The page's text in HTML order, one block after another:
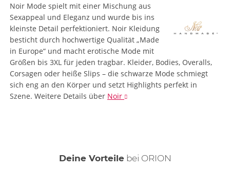
Noir Mode spielt mit einer Mischung aus
Sexappeal und Eleganz und wurde bis ins
kleinste Detail perfektioniert. Noir Kleidung
besticht durch hochwertige Qualität „Made
in Europe“ und macht erotische Mode mit
Größen bis 3XL für jeden tragbar. Kleider, Bodies, Overalls,
Corsagen oder heiße Slips – die schwarze Mode schmiegt
sich eng an den Körper und setzt Highlights perfekt in
Szene. Weitere Details über Noir
Deine Vorteilebei ORION